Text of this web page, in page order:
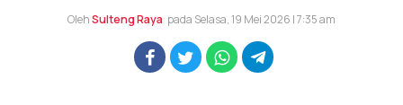
OlehSulteng Raya pada Selasa, 19 Mei 2026 | 7:35 am